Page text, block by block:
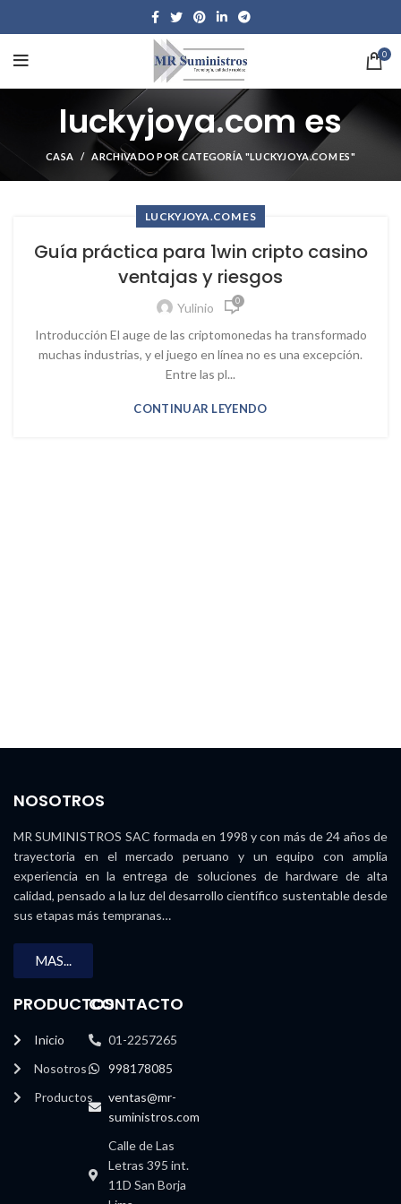
0
luckyjoya.com es
CASA ARCHIVADO POR CATEGORÍA "LUCKYJOYA.COM ES"
LUCKYJOYA.COM ES
Guía práctica para 1win cripto casino
ventajas y riesgos
Yulinio 0
Introducción El auge de las criptomonedas ha transformado
muchas industrias, y el juego en línea no es una excepción.
Entre las pl...
CONTINUAR LEYENDO
NOSOTROS
MR SUMINISTROS SAC formada en 1998 y con más de 24 años de
trayectoria en el mercado peruano y un equipo con amplia
experiencia en la entrega de soluciones de hardware de alta
calidad, pensado a la luz del desarrollo científico sustentable desde
sus etapas más tempranas…
MAS...
PRODUCTOS
Inicio
Nosotros
Productos
CONTACTO
01-2257265
998178085
ventas@mr-
suministros.com
Calle de Las
Letras 395 int.
11D San Borja